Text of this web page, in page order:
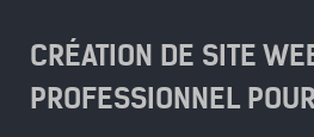
CRÉATION DE SITE
PROFESSIONNEL